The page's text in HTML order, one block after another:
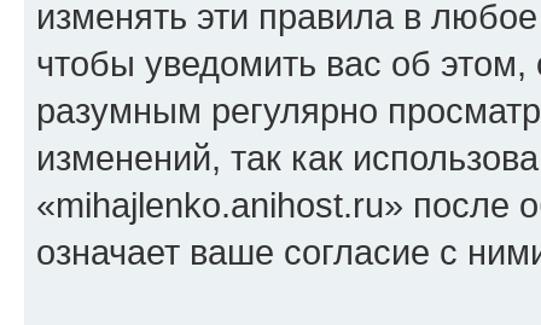
изменять эти правила в
чтобы уведомить вас об
разумным регулярно
изменений, так как
«mihajlenko.anihost.ru» после
означает ваше согласие с